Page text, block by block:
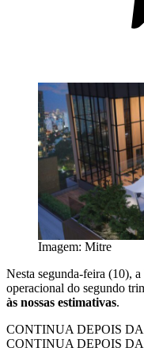
Imagem: Mitre
Nesta segunda-feira (10), a
operacional do segundo
às nossas estimativas.
CONTINUA DEPOIS
CONTINUA DEPOIS